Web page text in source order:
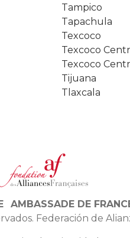
Tampico
Tapachula
Texcoco
Texcoco
Texcoco
Tijuana
Tlaxcala
AMBASSADE DE
Federación de